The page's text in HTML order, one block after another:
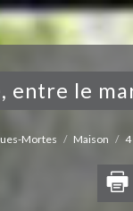
entre le
Mortes Maison 4